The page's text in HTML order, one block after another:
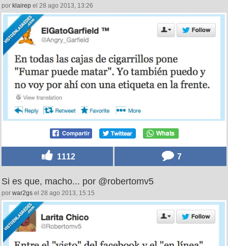
por klairep el 28 ago 2013, 13:26
1112 7
Si es que, macho... por @robertomv5
por war2gs el 28 ago 2013, 15:15